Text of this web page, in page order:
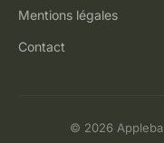
Mentions légales
Contact
© 2026